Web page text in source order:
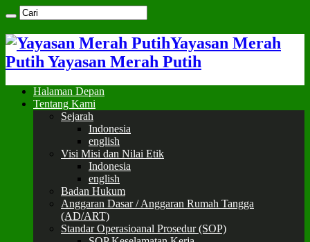
Yayasan Merah
Putih Yayasan Merah Putih
Halaman Depan
Tentang Kami
Sejarah
Indonesia
english
Visi Misi dan Nilai Etik
Indonesia
english
Badan Hukum
Anggaran Dasar / Anggaran Rumah Tangga
(AD/ART)
Standar Operasioanal Prosedur (SOP)